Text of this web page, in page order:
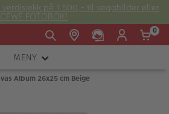
på 1 500,- til veggbilder eller
CEWE FOTOBOK!
Fre:
20:00
Søndag:
0
MENY
Album 26x25 cm Beige